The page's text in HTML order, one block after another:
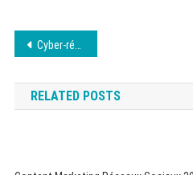
Navigation
de
l’article
Cyber-réputation : Le manager de transition en renfort de la direction communication lors d’un “bad buzz” massif ou d’une crise de marque
RELATED POSTS